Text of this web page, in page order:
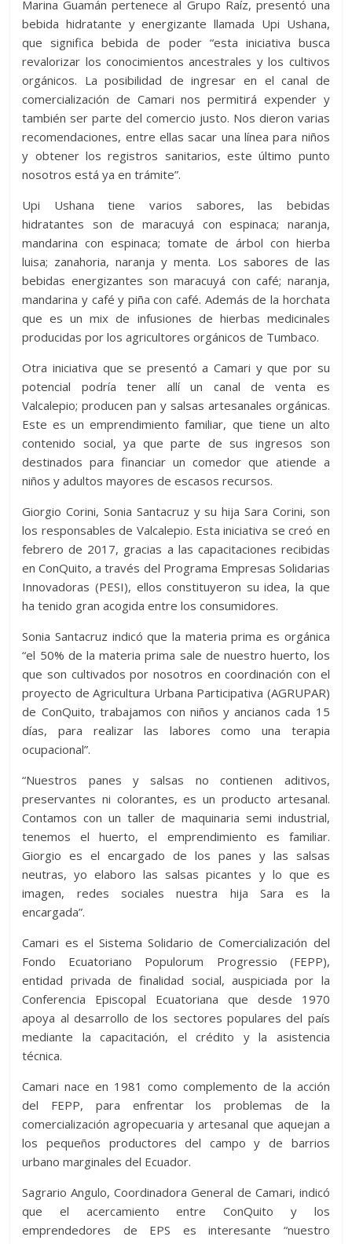
Marina Guamán pertenece al Grupo Raíz, presentó una
bebida hidratante y energizante llamada Upi Ushana,
que significa bebida de poder “esta iniciativa busca
revalorizar los conocimientos ancestrales y los cultivos
orgánicos. La posibilidad de ingresar en el canal de
comercialización de Camari nos permitirá expender y
también ser parte del comercio justo. Nos dieron varias
recomendaciones, entre ellas sacar una línea para niños
y obtener los registros sanitarios, este último punto
nosotros está ya en trámite”.
Upi Ushana tiene varios sabores, las bebidas
hidratantes son de maracuyá con espinaca; naranja,
mandarina con espinaca; tomate de árbol con hierba
luisa; zanahoria, naranja y menta. Los sabores de las
bebidas energizantes son maracuyá con café; naranja,
mandarina y café y piña con café. Además de la horchata
que es un mix de infusiones de hierbas medicinales
producidas por los agricultores orgánicos de Tumbaco.
Otra iniciativa que se presentó a Camari y que por su
potencial podría tener allí un canal de venta es
Valcalepio; producen pan y salsas artesanales orgánicas.
Este es un emprendimiento familiar, que tiene un alto
contenido social, ya que parte de sus ingresos son
destinados para financiar un comedor que atiende a
niños y adultos mayores de escasos recursos.
Giorgio Corini, Sonia Santacruz y su hija Sara Corini, son
los responsables de Valcalepio. Esta iniciativa se creó en
febrero de 2017, gracias a las capacitaciones recibidas
en ConQuito, a través del Programa Empresas Solidarias
Innovadoras (PESI), ellos constituyeron su idea, la que
ha tenido gran acogida entre los consumidores.
Sonia Santacruz indicó que la materia prima es orgánica
“el 50% de la materia prima sale de nuestro huerto, los
que son cultivados por nosotros en coordinación con el
proyecto de Agricultura Urbana Participativa (AGRUPAR)
de ConQuito, trabajamos con niños y ancianos cada 15
días, para realizar las labores como una terapia
ocupacional”.
“Nuestros panes y salsas no contienen aditivos,
preservantes ni colorantes, es un producto artesanal.
Contamos con un taller de maquinaria semi industrial,
tenemos el huerto, el emprendimiento es familiar.
Giorgio es el encargado de los panes y las salsas
neutras, yo elaboro las salsas picantes y lo que es
imagen, redes sociales nuestra hija Sara es la
encargada”.
Camari es el Sistema Solidario de Comercialización del
Fondo Ecuatoriano Populorum Progressio (FEPP),
entidad privada de finalidad social, auspiciada por la
Conferencia Episcopal Ecuatoriana que desde 1970
apoya al desarrollo de los sectores populares del país
mediante la capacitación, el crédito y la asistencia
técnica.
Camari nace en 1981 como complemento de la acción
del FEPP, para enfrentar los problemas de la
comercialización agropecuaria y artesanal que aquejan a
los pequeños productores del campo y de barrios
urbano marginales del Ecuador.
Sagrario Angulo, Coordinadora General de Camari, indicó
que el acercamiento entre ConQuito y los
emprendedores de EPS es interesante “nuestro